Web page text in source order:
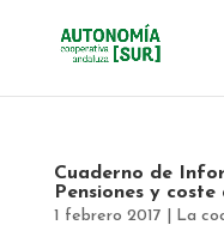
Cuaderno de
Pensiones y
1 febrero 2017 La